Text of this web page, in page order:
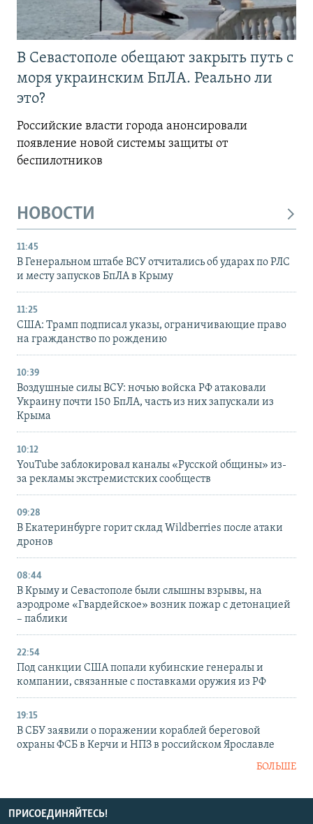
В Севастополе обещают закрыть путь с
моря украинским БпЛА. Реально ли
это?
Российские власти города анонсировали
появление новой системы защиты от
беспилотников
НОВОСТИ
11:45
В Генеральном штабе ВСУ отчитались об ударах по РЛС
и месту запусков БпЛА в Крыму
11:25
США: Трамп подписал указы, ограничивающие право
на гражданство по рождению
10:39
Воздушные силы ВСУ: ночью войска РФ атаковали
Украину почти 150 БпЛА, часть из них запускали из
Крыма
10:12
YouTube заблокировал каналы «Русской общины» из-
за рекламы экстремистских сообществ
09:28
В Екатеринбурге горит склад Wildberries после атаки
дронов
08:44
В Крыму и Севастополе были слышны взрывы, на
аэродроме «Гвардейское» возник пожар с детонацией
– паблики
22:54
Под санкции США попали кубинские генералы и
компании, связанные с поставками оружия из РФ
19:15
В СБУ заявили о поражении кораблей береговой
охраны ФСБ в Керчи и НПЗ в российском Ярославле
БОЛЬШЕ
ПРИСОЕДИНЯЙТЕСЬ!